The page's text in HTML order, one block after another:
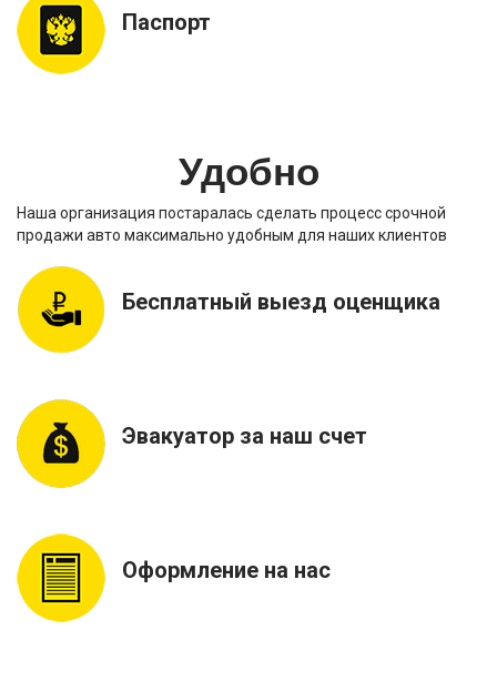
Паспорт
Удобно
Наша организация постаралась сделать процесс срочной
продажи авто максимально удобным для наших клиентов
Бесплатный выезд оценщика
Эвакуатор за наш счет
Оформление на нас